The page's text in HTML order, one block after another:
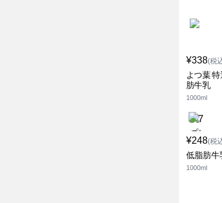
¥338(税
よつ葉
肪牛乳
1000ml
¥248(税
低脂肪牛
1000ml